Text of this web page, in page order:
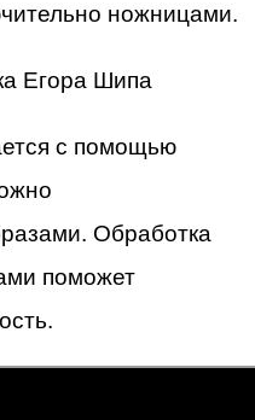
ножницами.
с помощью
Обработка
поможет